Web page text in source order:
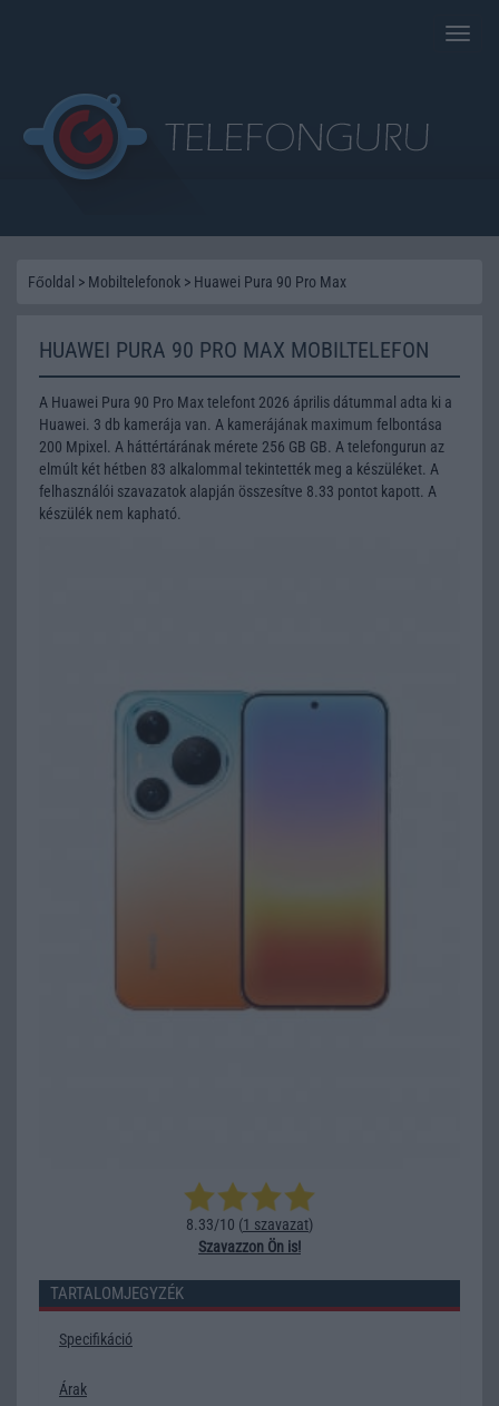
Toggle
Főoldal > Mobiltelefonok > Huawei Pura 90 Pro Max
HUAWEI PURA 90 PRO MAX MOBILTELEFON
A Huawei Pura 90 Pro Max telefont 2026 április dátummal adta ki a
Huawei. 3 db kamerája van. A kamerájának maximum felbontása
200 Mpixel. A háttértárának mérete 256 GB GB. A telefongurun az
elmúlt két hétben 83 alkalommal tekintették meg a készüléket. A
felhasználói szavazatok alapján összesítve 8.33 pontot kapott. A
készülék nem kapható.
8.33/10 (1 szavazat)
Szavazzon Ön is!
TARTALOMJEGYZÉK
Specifikáció
Árak